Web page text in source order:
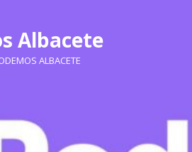
Albacete
ALBACETE